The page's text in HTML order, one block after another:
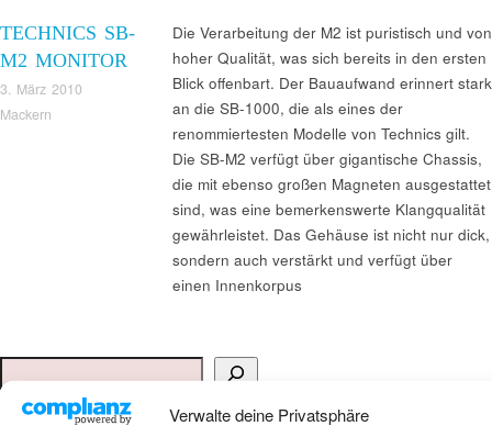
Verwalte deine Privatsphäre
TECHNICS SB-
M2 MONITOR
3. März 2010
Mackern
Die Verarbeitung der M2 ist puristisch und von
hoher Qualität, was sich bereits in den ersten
Blick offenbart. Der Bauaufwand erinnert stark
an die SB-1000, die als eines der
renommiertesten Modelle von Technics gilt.
Die SB-M2 verfügt über gigantische Chassis,
die mit ebenso großen Magneten ausgestattet
sind, was eine bemerkenswerte Klangqualität
gewährleistet. Das Gehäuse ist nicht nur dick,
sondern auch verstärkt und verfügt über
einen Innenkorpus
Suchen
ANKAUF HIFI & HIGH GERÄTE: +491794761922